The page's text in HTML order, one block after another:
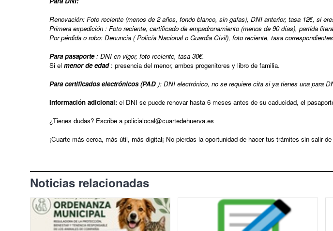
Atención al Ciudadano
Ayuntamiento Online
El Tiempo en Cuarte de Huerva
Iglesia de Santa
Parque y zonas
Policía Local
Rincón Solidario
Comarca Central ·
Renovación: Foto reciente (menos de 2 años, fondo blanco, sin gafas), DNI anterior, tasa 12€, si
Primera expedición : Foto reciente, certificado de empadronamiento (menos de 90 días), partida
Por pérdida o robo: Denuncia ( Policía Nacional o Guardia Civil), foto reciente, tasa
Para pasaporte : DNI en vigor, foto reciente, tasa 30€.
Si el menor de edad : presencia del menor, ambos progenitores y libro de familia.
Para certificados electrónicos (PAD ): DNI electrónico, no se requiere cita si ya tienes una para
Información adicional: el DNI se puede renovar hasta 6 meses antes de su caducidad, el
¿Tienes dudas? Escribe a policialocal@cuartedehuerva.es
¡Cuarte más cerca, más útil, más digital¡ No pierdas la oportunidad de hacer tus trámites sin salir
Noticias relacionadas